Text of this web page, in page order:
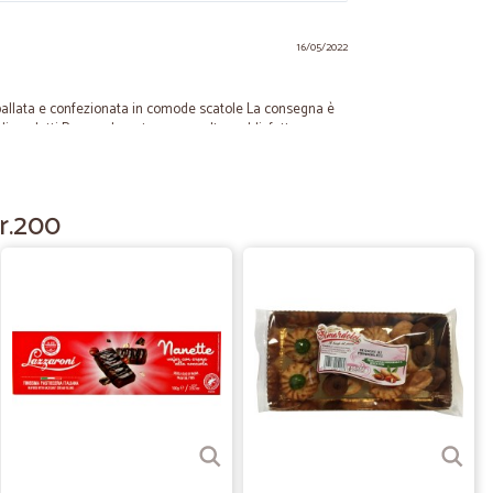
16/05/2022
e confezionata in comode scatole La consegna è
prodotti Personalmente sono molto soddisfatta e
01/06/2020
19 il…
il pacco è arrivato con puntualità e soprattutto con cura
scoperta, per me, che abito in un piccolo paesino e non
mie esigenze.